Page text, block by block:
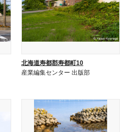
北海道寿都郡寿都町10
産業編集センター 出版部